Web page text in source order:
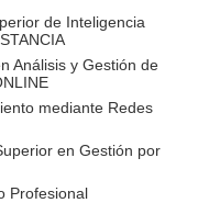
de Inteligencia
Análisis y Gestión de
mediante Redes
en Gestión por
Profesional